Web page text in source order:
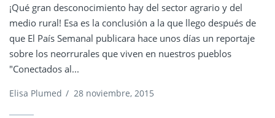
¡Qué gran desconocimiento hay del sector agrario y del
medio rural! Esa es la conclusión a la que llego después de
que El País Semanal publicara hace unos días un reportaje
sobre los neorrurales que viven en nuestros pueblos
"Conectados al...
Elisa Plumed / 28 noviembre, 2015